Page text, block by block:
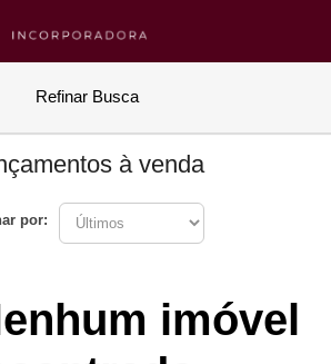
Refinar Busca
à venda
por:
imóvel